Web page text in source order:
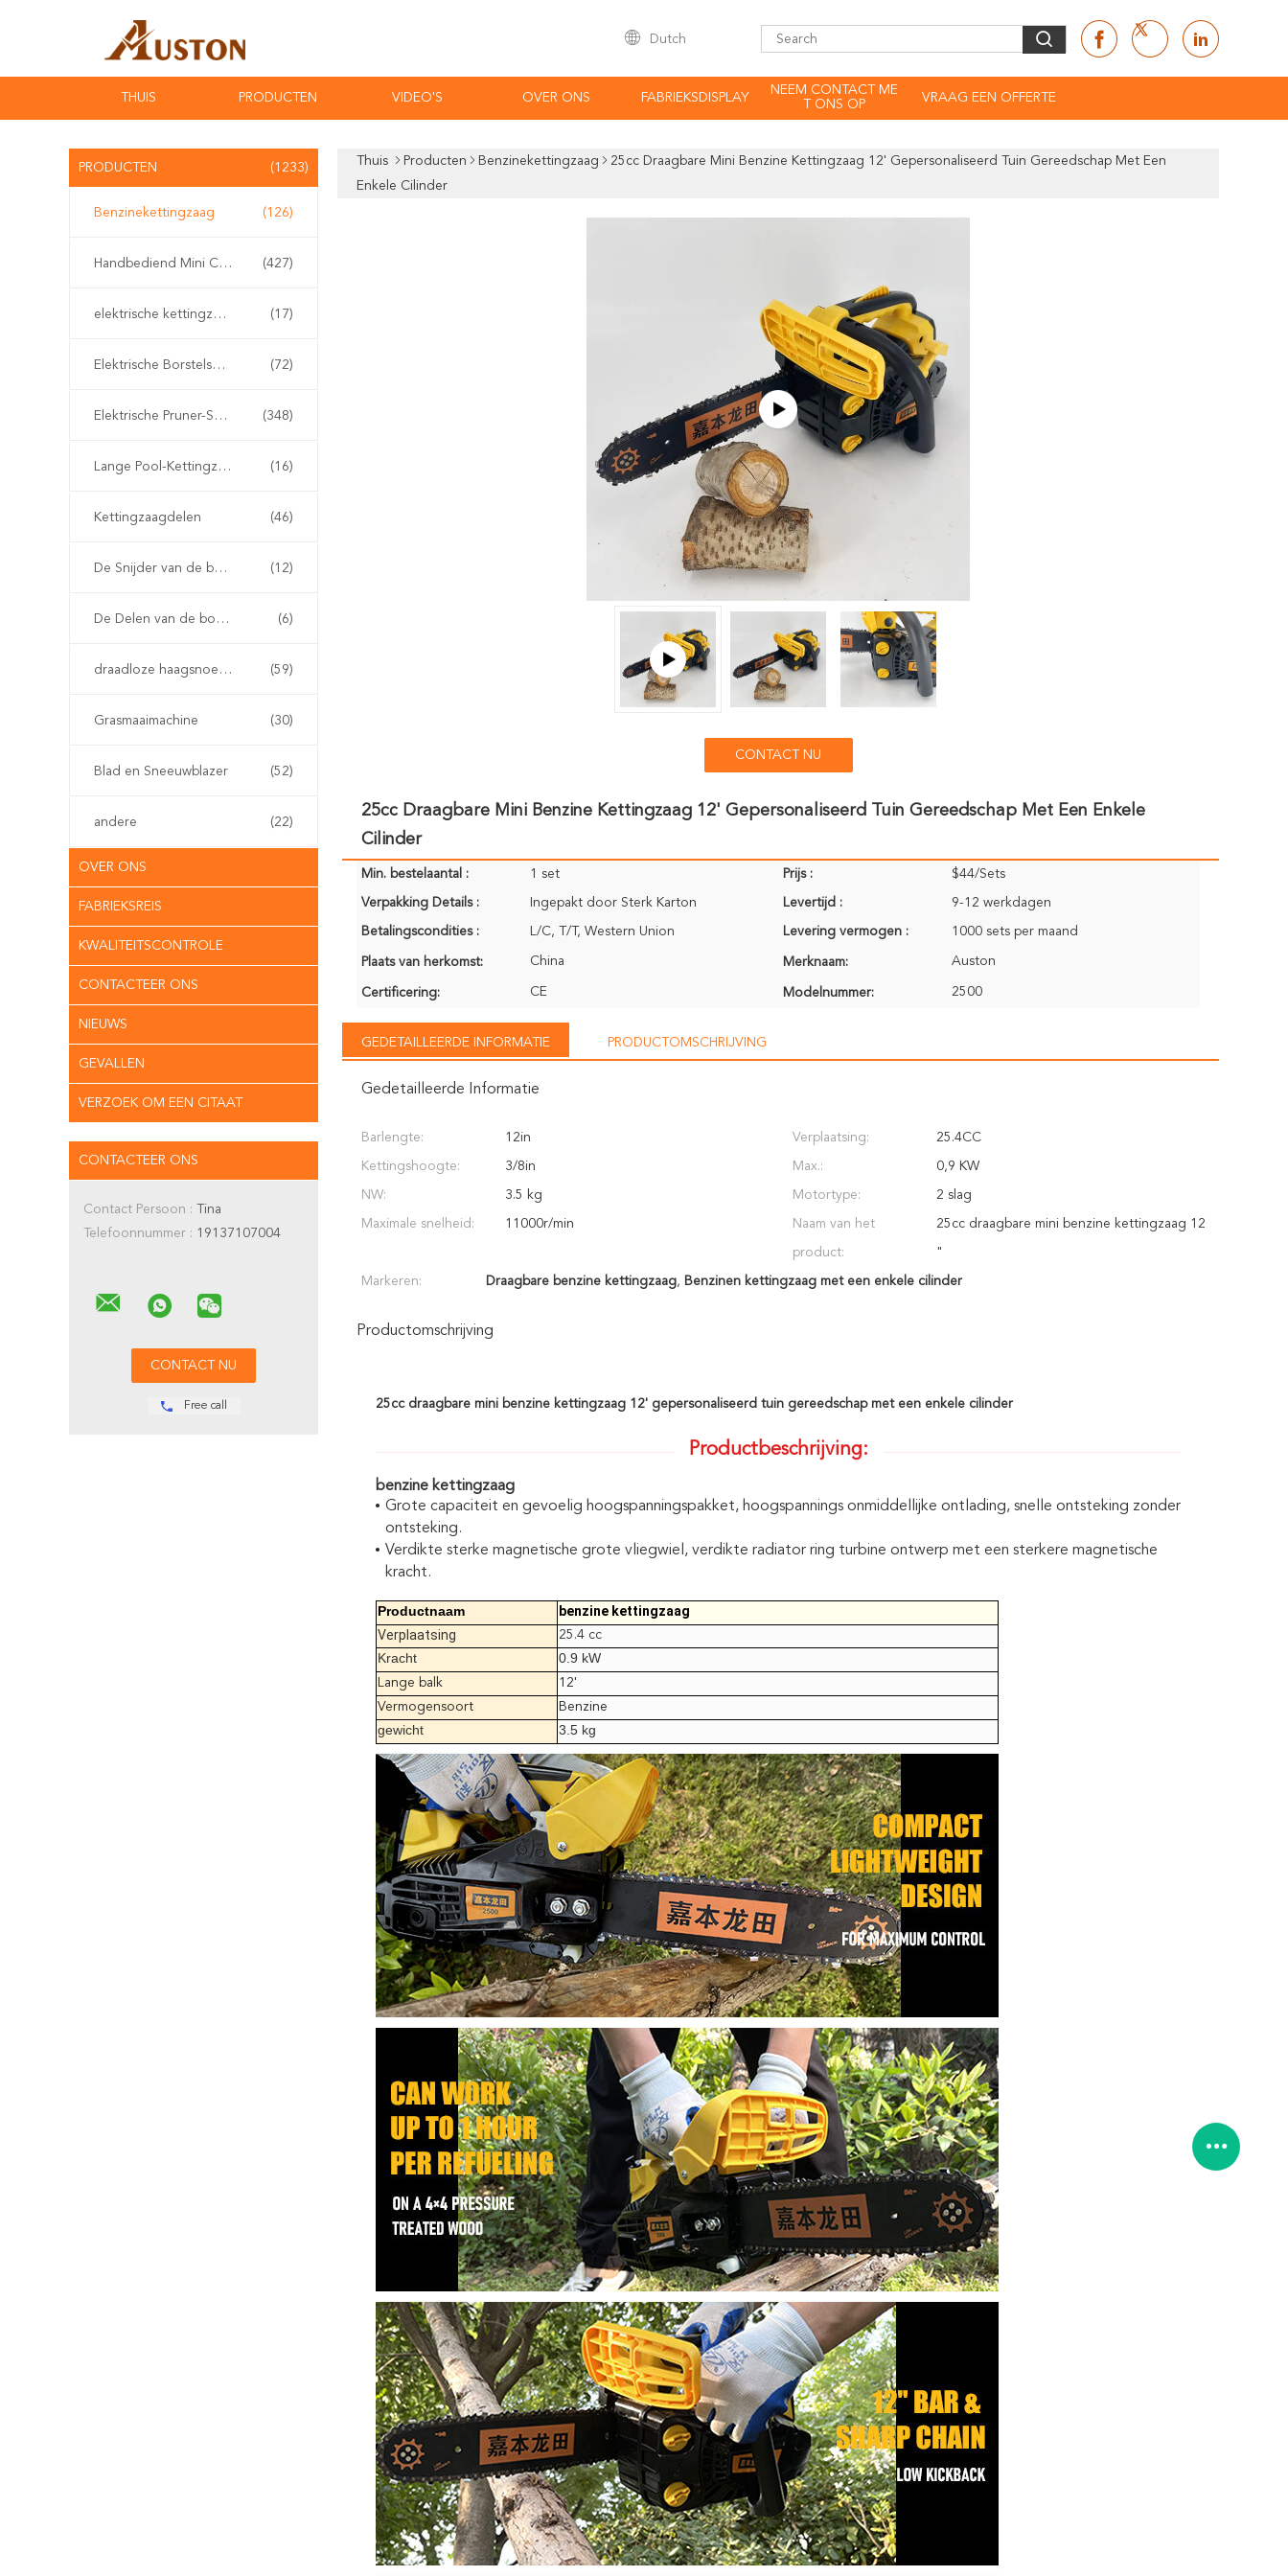
Dutch
THUIS PRODUCTEN VIDEO'S OVER ONS FABRIEKSDISPLAY
NEEM CONTACT ME
T ONS OP
VRAAG EEN OFFERTE
PRODUCTEN (1233)
Benzinekettingzaag (126)
Handbediend Mini Chainsaw (427)
elektrische kettingzaag (17)
Elektrische Borstelsnijder (72)
Elektrische Pruner-Scharen (348)
Lange Pool-Kettingzaag (16)
Kettingzaagdelen (46)
De Snijder van de benzineborstel (12)
De Delen van de borstelsnijder (6)
draadloze haagsnoeischaar (59)
Grasmaaimachine (30)
Blad en Sneeuwblazer (52)
andere (22)
OVER ONS
FABRIEKSREIS
KWALITEITSCONTROLE
CONTACTEER ONS
NIEUWS
GEVALLEN
VERZOEK OM EEN CITAAT
CONTACTEER ONS
Contact Persoon : Tina
Telefoonnummer : 19137107004
Free call
Thuis Producten Benzinekettingzaag
25cc Draagbare Mini Benzine Kettingzaag 12' Gepersonaliseerd Tuin Gereedschap Met Een
Enkele Cilinder
CONTACT NU
25cc Draagbare Mini Benzine Kettingzaag 12' Gepersonaliseerd Tuin Gereedschap Met Een Enkele
Cilinder
Min. bestelaantal : 1 set Prijs : $44/Sets
Verpakking Details : Ingepakt door Sterk Karton Levertijd : 9-12 werkdagen
Betalingscondities : L/C, T/T, Western Union Levering vermogen : 1000 sets per maand
Plaats van herkomst: China Merknaam: Auston
Certificering: CE Modelnummer: 2500
GEDETAILLEERDE INFORMATIE PRODUCTOMSCHRIJVING
Gedetailleerde Informatie
Barlengte: 12in Verplaatsing: 25.4CC
Kettingshoogte: 3/8in Max.: 0,9 KW
NW: 3.5 kg Motortype: 2 slag
Maximale snelheid: 11000r/min Naam van het
product:
25cc draagbare mini benzine kettingzaag 12
"
Markeren: Draagbare benzine kettingzaag, Benzinen kettingzaag met een enkele cilinder
Productomschrijving
25cc draagbare mini benzine kettingzaag 12' gepersonaliseerd tuin gereedschap met een enkele cilinder
Productbeschrijving:
benzine kettingzaag
Grote capaciteit en gevoelig hoogspanningspakket, hoogspannings onmiddellijke ontlading, snelle ontsteking zonder
ontsteking.
Verdikte sterke magnetische grote vliegwiel, verdikte radiator ring turbine ontwerp met een sterkere magnetische
kracht.
Productnaam
benzine kettingzaag
Verplaatsing
25.4 cc
Kracht 0.9 kW
Lange balk
12'
Vermogensoort
Benzine
gewicht 3.5 kg